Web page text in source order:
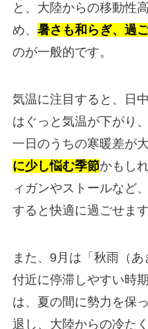
と、大陸からの移動性
め、 暑さも和らぎ、過
のが一般的です。
気温に注目すると、日
はぐっと気温が下がり
一日のうちの寒暖差が
に少し悩む季節かもし
ィガンやストールなど
すると快適に過ごせます
また、9月は「秋雨（
付近に停滞しやすい時
は、夏の間に勢力を保
退し、大陸からの冷た